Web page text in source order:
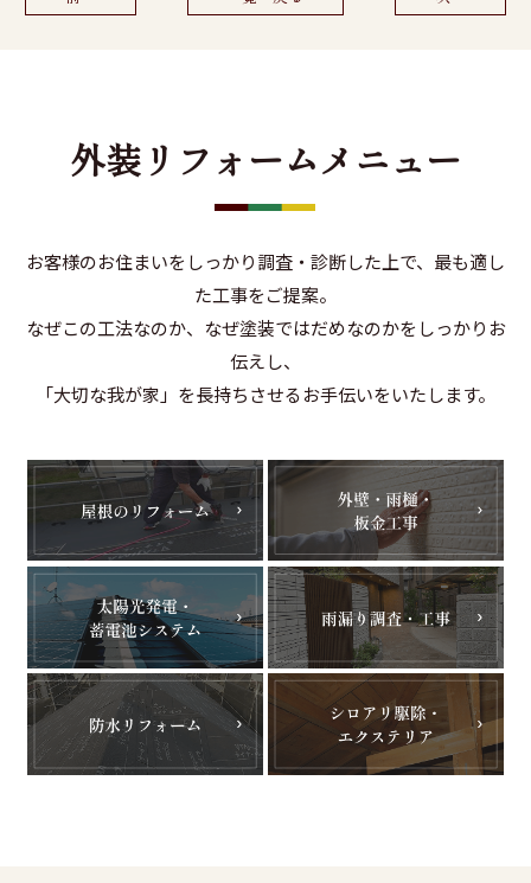
外装リフォームメニュー
お客様のお住まいをしっかり調査・診断した上で、最も適し
た工事をご提案。
なぜこの工法なのか、なぜ塗装ではだめなのかをしっかりお
伝えし、
「大切な我が家」を長持ちさせるお手伝いをいたします。